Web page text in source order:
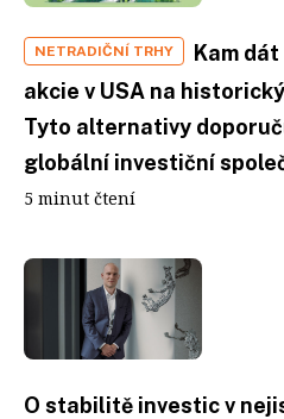
NETRADIČNÍ TRHY
Kam
akcie v USA na
Tyto alternativy
globální investiční
5 minut čtení
O stabilitě investic v